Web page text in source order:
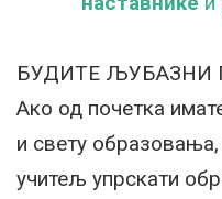
БУДИТЕ
Ако од почетка
и свету образовања,
учитељ упрскати